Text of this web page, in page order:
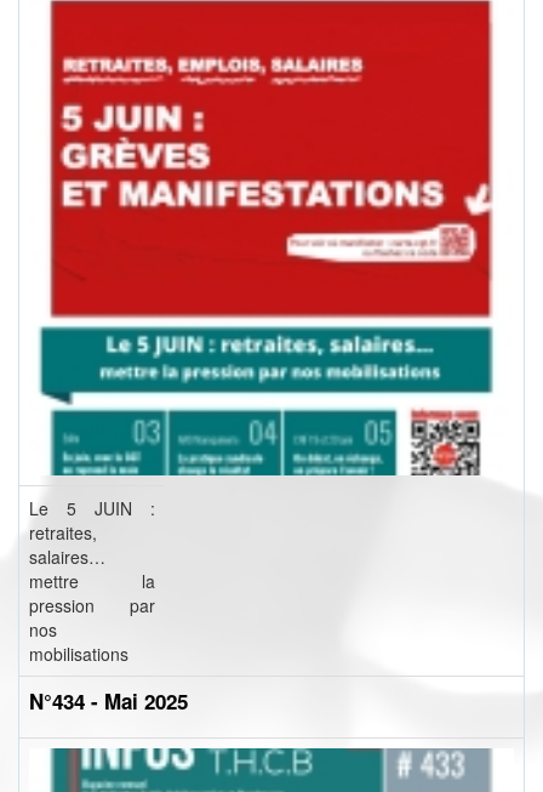
Le 5 JUIN :
retraites,
salaires…
mettre la
pression par
nos
mobilisations
N°434 - Mai 2025